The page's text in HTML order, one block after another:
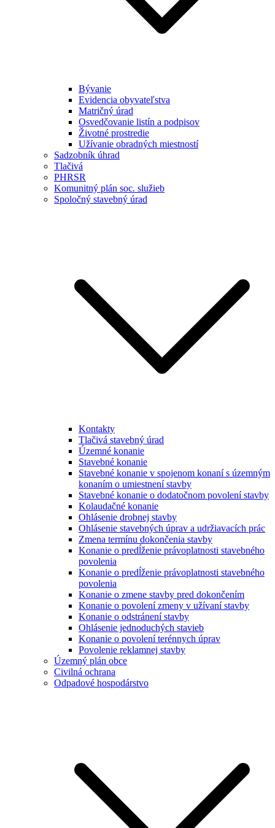
Bývanie
Evidencia obyvateľstva
Matričný úrad
Osvedčovanie listín a podpisov
Životné prostredie
Užívanie obradných miestností
Sadzobník úhrad
Tlačivá
PHRSR
Komunitný plán soc. služieb
Spoločný stavebný úrad
Kontakty
Tlačivá stavebný úrad
Územné konanie
Stavebné konanie
Stavebné konanie v spojenom konaní s územným
konaním o umiestnení stavby
Stavebné konanie o dodatočnom povolení stavby
Kolaudačné konanie
Ohlásenie drobnej stavby
Ohlásenie stavebných úprav a udržiavacích prác
Zmena termínu dokončenia stavby
Konanie o predĺženie právoplatnosti stavebného
povolenia
Konanie o predĺženie právoplatnosti stavebného
povolenia
Konanie o zmene stavby pred dokončením
Konanie o povolení zmeny v užívaní stavby
Konanie o odstránení stavby
Ohlásenie jednoduchých stavieb
Konanie o povolení terénnych úprav
Povolenie reklamnej stavby
Územný plán obce
Civilná ochrana
Odpadové hospodárstvo